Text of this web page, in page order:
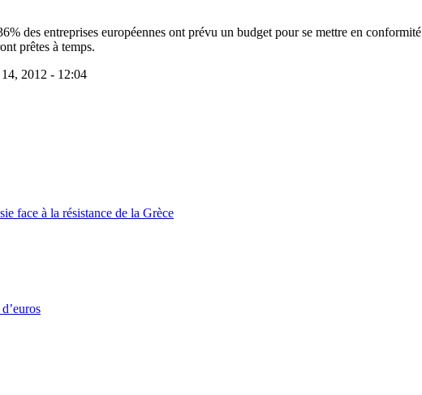
des entreprises européennes ont prévu un budget pour se mettre en
prêtes à temps.
2012 - 12:04
face à la résistance de la Grèce